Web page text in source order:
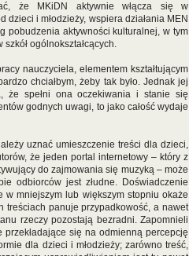
że MKiDN aktywnie włącza się w
i młodzieży, wspiera działania MEN
pobudzenia aktywności kulturalnej, w tym
ogólnokształcących.
nauczyciela, elementem kształtującym
chciałbym, żeby tak było. Jednak jej
że spełni ona oczekiwania i stanie się
godnych uwagi, to jako całość wydaje
uznać umieszczenie treści dla dzieci,
że jeden portal internetowy – który z
do zajmowania się muzyką – może
odbiorców jest złudne. Doświadczenie
mniejszym lub większym stopniu okaże
treściach panuje przypadkowość, a nawet
rzeczy pozostają bezradni. Zapomnieli
się na odmienną percepcję
dla dzieci i młodzieży; zarówno treść,